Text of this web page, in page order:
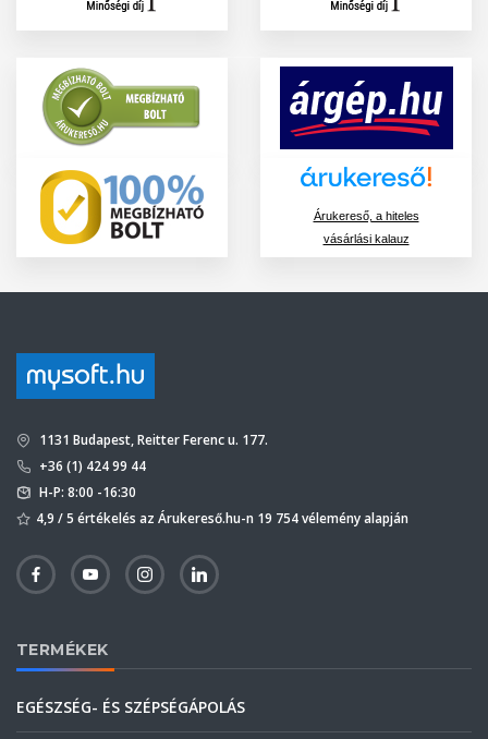
Árukereső, a hiteles
vásárlási kalauz
1131 Budapest, Reitter Ferenc u. 177.
+36 (1) 424 99 44
H-P: 8:00 -16:30
4,9 / 5 értékelés az Árukereső.hu-n 19 754 vélemény alapján
TERMÉKEK
EGÉSZSÉG- ÉS SZÉPSÉGÁPOLÁS